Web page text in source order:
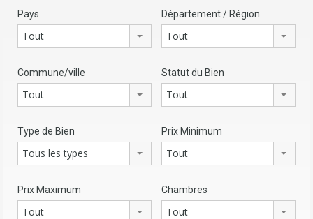
Pays
Tout
Département / Région
Tout
Commune/ville
Tout
Statut du Bien
Tout
Type de Bien
Tous les types
Prix Minimum
Tout
Prix Maximum
Tout
Chambres
Tout